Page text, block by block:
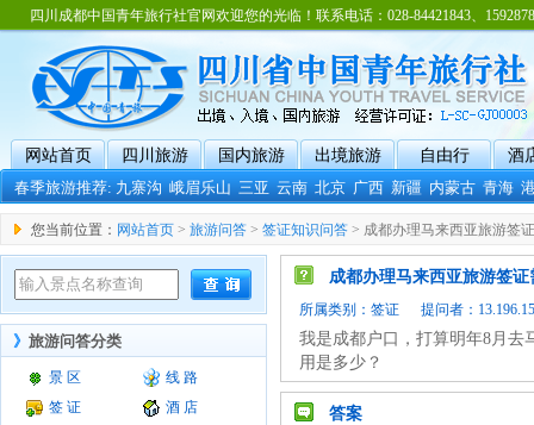
四川成都中国青年旅行社官网欢迎您的光临！联系电话：028-84421843、
网站首页 四川旅游 国内旅游 出境旅游 自由行
酒
春季旅游推荐:九寨沟 峨眉乐山 三亚 云南 北京 广西 新疆 内蒙古 青海
您当前位置： 网站首页 > 旅游问答 > 签证知识问答 > 成都办理马来西亚旅游签
》 旅游问答分类
景 区
线 路
签 证
酒 店
成都办理马来西亚旅游签
所属类别： 签证提问者：
我是成都户口，打算明年8月去
用是多少？
答案